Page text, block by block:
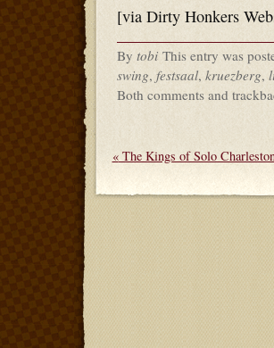
[via Dirty Honkers
By tobi This entry was
swing, festsaal, kruezberg,
Both comments and
«The Kings of Solo